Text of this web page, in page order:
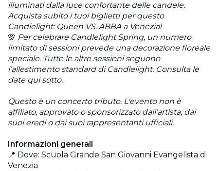
illuminati dalla luce confortante delle candele.
Acquista subito i tuoi biglietti per questo
Candlelight: Queen VS. ABBA a Venezia!
🌸 Per celebrare Candlelight Spring, un numero
limitato di sessioni prevede una decorazione floreale
speciale. Tutte le altre sessioni seguono
l’allestimento standard di Candlelight. Consulta le
date qui sotto.
Questo è un concerto tributo. L'evento non è
affiliato, approvato o sponsorizzato dall'artista, dai
suoi eredi o dai suoi rappresentanti ufficiali.
Informazioni generali
📍 Dove: Scuola Grande San Giovanni Evangelista di
Venezia